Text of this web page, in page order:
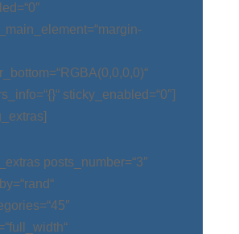
sticky_enabled=“0″]
posts_number=“3″